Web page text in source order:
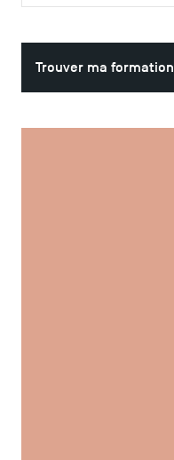
Trouver ma formation